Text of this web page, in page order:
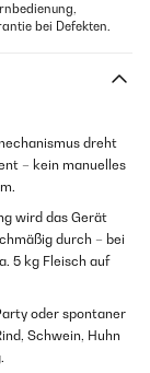
bei Defekten.
dreht
– kein manuelles
wird das Gerät
durch – bei
5 kg Fleisch auf
oder spontaner
Schwein, Huhn